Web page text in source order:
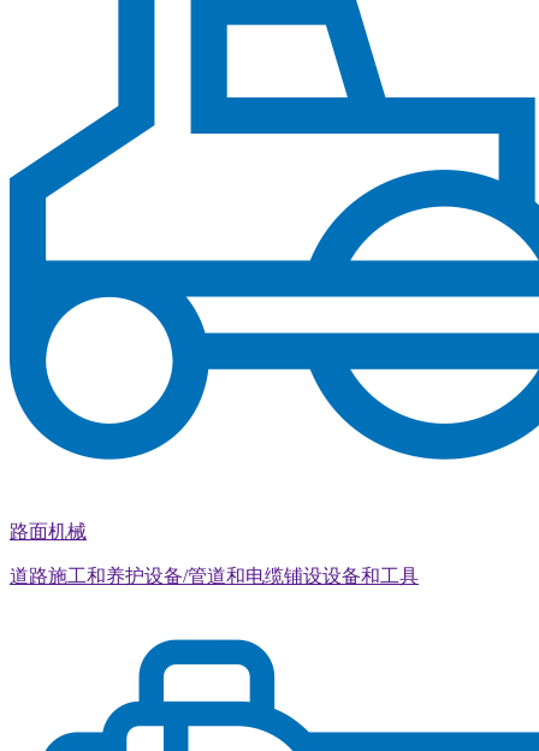
路面机械
道路施工和养护设备/管道和电缆铺设设备和工具